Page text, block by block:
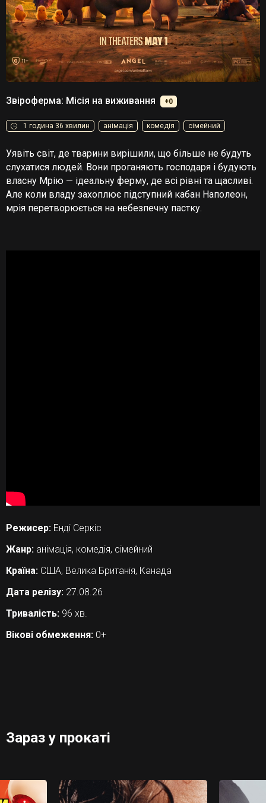
Звіроферма: Місія на виживання +0
1 година 36 хвилин анімація комедія сімейний
Уявіть світ, де тварини вирішили, що більше не будуть
слухатися людей. Вони проганяють господаря і будують
власну Мрію — ідеальну ферму, де всі рівні та щасливі.
Але коли владу захоплює підступний кабан Наполеон,
мрія перетворюється на небезпечну пастку.
Режисер: Енді Серкіс
Жанр: анімація, комедія, сімейний
Країна: США, Велика Британія, Канада
Дата релізу: 27.08.26
Тривалість: 96 хв.
Вікові обмеження: 0+
Зараз у прокаті